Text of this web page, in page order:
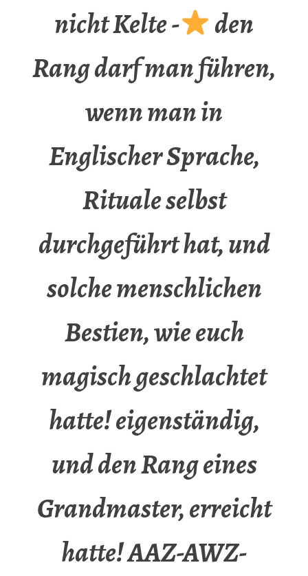
nicht Kelte -
den
Rang darf man führen,
wenn man in
Englischer Sprache,
Rituale selbst
durchgeführt hat, und
solche menschlichen
Bestien, wie euch
magisch geschlachtet
hatte! eigenständig,
und den Rang eines
Grandmaster, erreicht
hatte! AAZ-AWZ-